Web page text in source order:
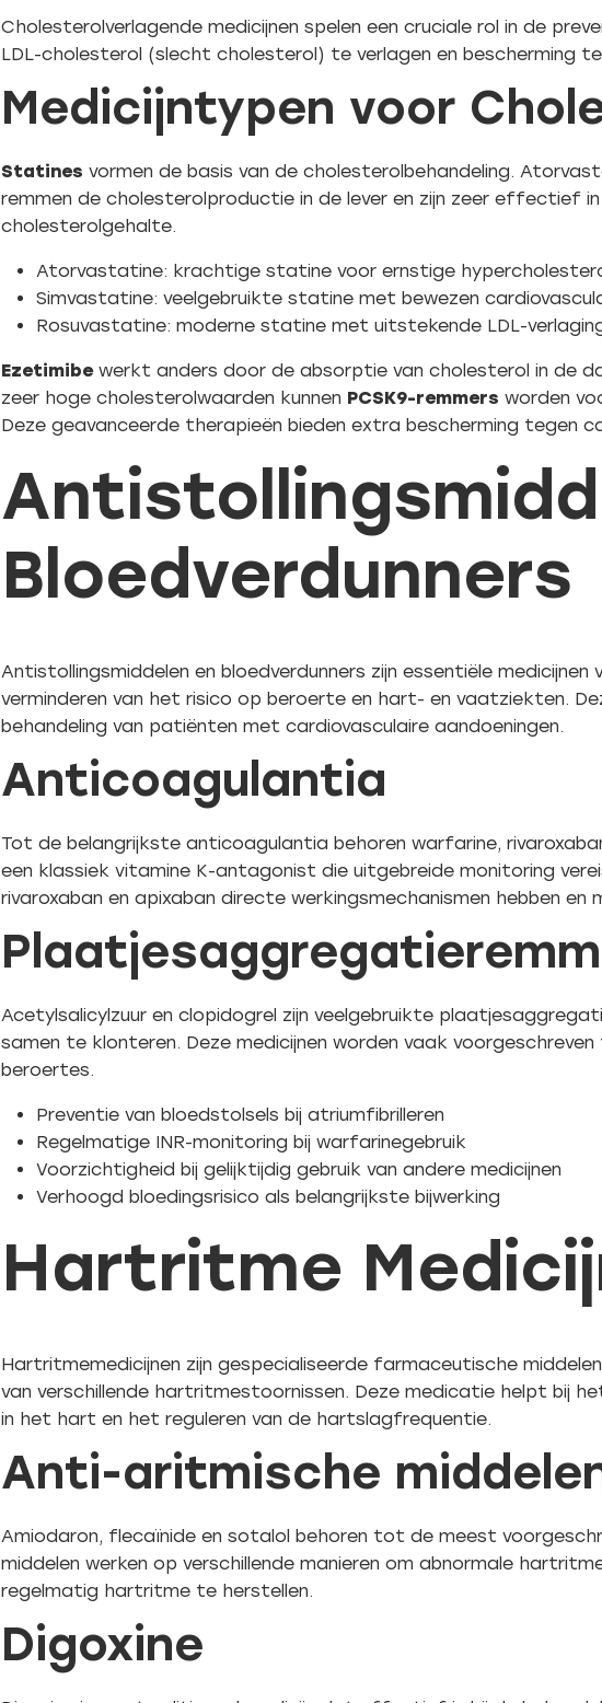
Cholesterolverlagende medicijnen spelen een cruciale rol in de
LDL-cholesterol (slecht cholesterol) te verlagen en bescherming
Medicijntypen voor
Statines vormen de basis van de cholesterolbehandeling.
remmen de cholesterolproductie in de lever en zijn zeer effectief
cholesterolgehalte.
Atorvastatine: krachtige statine voor ernstige
Simvastatine: veelgebruikte statine met bewezen
Rosuvastatine: moderne statine met uitstekende LDL-
Ezetimibewerkt anders door de absorptie van cholesterol in de
zeer hoge cholesterolwaarden kunnen PCSK9-remmers worden
Deze geavanceerde therapieën bieden extra bescherming tegen
Bloedverdunners
Antistollingsmiddelen en bloedverdunners zijn essentiële
verminderen van het risico op beroerte en hart- en vaatziekten.
behandeling van patiënten met cardiovasculaire aandoeningen.
Anticoagulantia
Tot de belangrijkste anticoagulantia behoren warfarine,
een klassiek vitamine K-antagonist die uitgebreide monitoring
rivaroxaban en apixaban directe werkingsmechanismen hebben
Acetylsalicylzuur en clopidogrel zijn veelgebruikte
samen te klonteren. Deze medicijnen worden vaak
beroertes.
Preventie van bloedstolsels bij atriumfibrilleren
Regelmatige INR-monitoring bij warfarinegebruik
Voorzichtigheid bij gelijktijdig gebruik van andere medicijnen
Verhoogd bloedingsrisico als belangrijkste bijwerking
Hartritme
Hartritmemedicijnen zijn gespecialiseerde farmaceutische
van verschillende hartritmestoornissen. Deze medicatie helpt bij
in het hart en het reguleren van de hartslagfrequentie.
Anti-aritmische
Amiodaron, flecaïnide en sotalol behoren tot de meest
middelen werken op verschillende manieren om abnormale
regelmatig hartritme te herstellen.
Digoxine